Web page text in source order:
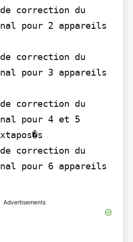
correction du
pour 2 appareils
correction du
pour 3 appareils
correction du
pour 4 et 5
correction du
pour 6 appareils
Advertisements